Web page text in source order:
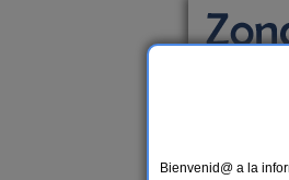
Bienvenid@ a la